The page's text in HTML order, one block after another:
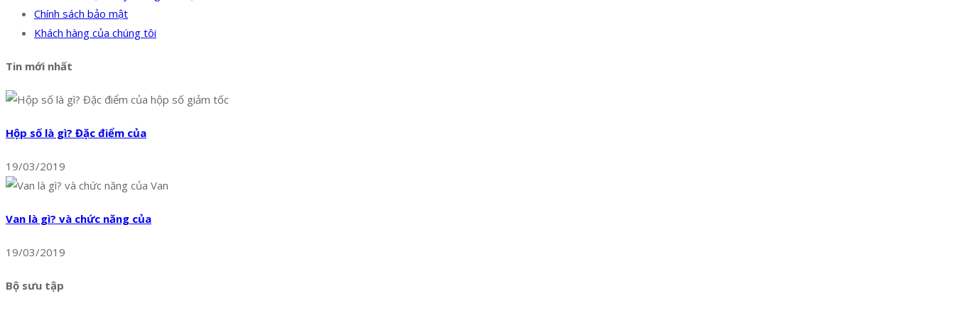
Chính sách bảo mật
Khách hàng của chúng tôi
Tin mới nhất
Hộp số là gì? Đặc điểm của
19/03/2019
Van là gì? và chức năng của
19/03/2019
Bộ sưu tập